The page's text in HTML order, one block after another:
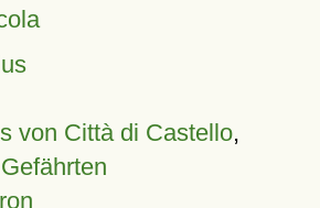
von Città di Castello,